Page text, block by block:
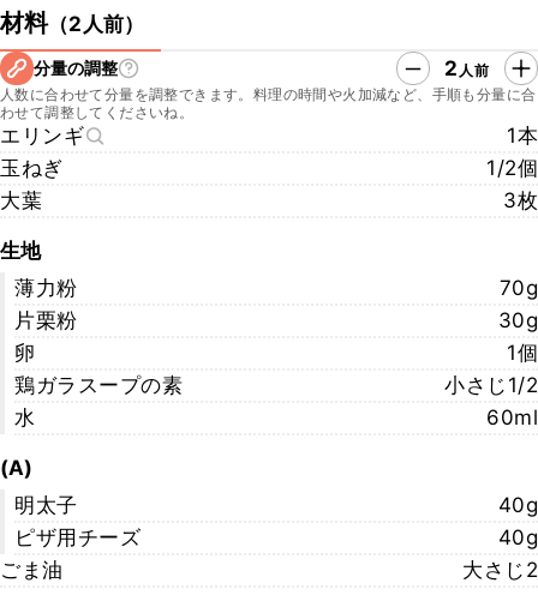
材料（2人前）
分量の調整 2 人前
人数に合わせて分量を調整できます。料理の時間や火加減など、手順も分量に合
わせて調整してくださいね。
エリンギ
1本
玉ねぎ
1/2個
大葉
3枚
生地
薄力粉
70g
片栗粉
30g
卵
1個
鶏ガラスープの素
小さじ1/2
水
60ml
(A)
明太子
40g
ピザ用チーズ
40g
ごま油
大さじ2